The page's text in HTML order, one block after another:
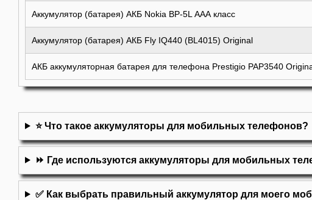
Аккумулятор (батарея) АКБ Nokia BP-5L ААА класс
Аккумулятор (батарея) АКБ Fly IQ440 (BL4015) Original
АКБ аккумуляторная батарея для телефона Prestigio PAP3540
⭐ Что такое аккумуляторы для мобильных телефонов?
⏩ Где используются аккумуляторы для мобильных
✅ Как выбрать правильный аккумулятор для моего